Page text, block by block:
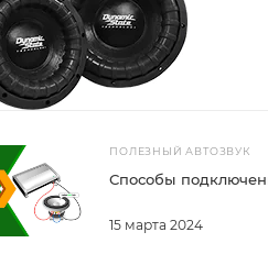
ПОЛЕЗНЫЙ АВТОЗВУК
15 марта 2024
Способы